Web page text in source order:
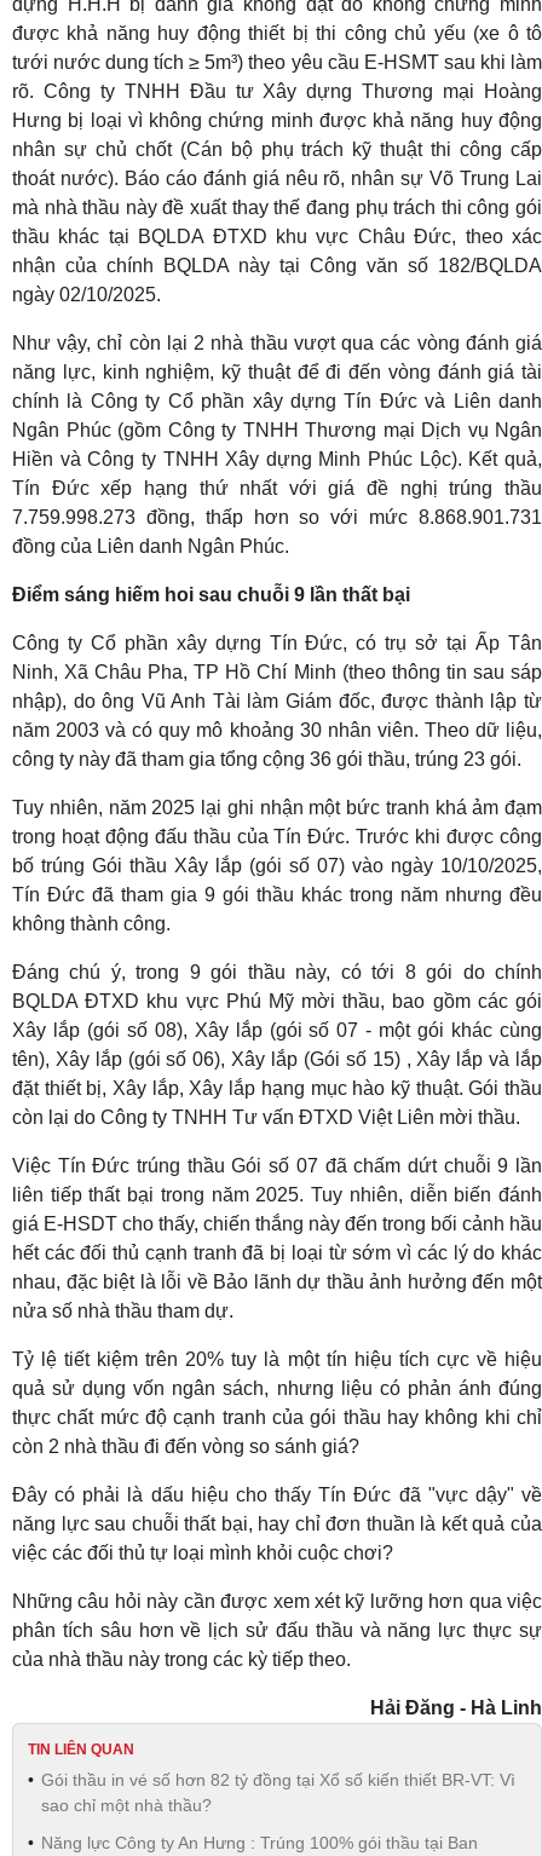
dựng H.H.H bị đánh giá không đạt do không chứng minh
được khả năng huy động thiết bị thi công chủ yếu (xe ô tô
tưới nước dung tích ≥ 5m³) theo yêu cầu E-HSMT sau khi làm
rõ. Công ty TNHH Đầu tư Xây dựng Thương mại Hoàng
Hưng bị loại vì không chứng minh được khả năng huy động
nhân sự chủ chốt (Cán bộ phụ trách kỹ thuật thi công cấp
thoát nước). Báo cáo đánh giá nêu rõ, nhân sự Võ Trung Lai
mà nhà thầu này đề xuất thay thế đang phụ trách thi công gói
thầu khác tại BQLDA ĐTXD khu vực Châu Đức, theo xác
nhận của chính BQLDA này tại Công văn số 182/BQLDA
ngày 02/10/2025.
Như vậy, chỉ còn lại 2 nhà thầu vượt qua các vòng đánh giá
năng lực, kinh nghiệm, kỹ thuật để đi đến vòng đánh giá tài
chính là Công ty Cổ phần xây dựng Tín Đức và Liên danh
Ngân Phúc (gồm Công ty TNHH Thương mại Dịch vụ Ngân
Hiền và Công ty TNHH Xây dựng Minh Phúc Lộc). Kết quả,
Tín Đức xếp hạng thứ nhất với giá đề nghị trúng thầu
7.759.998.273 đồng, thấp hơn so với mức 8.868.901.731
đồng của Liên danh Ngân Phúc.
Điểm sáng hiếm hoi sau chuỗi 9 lần thất bại
Công ty Cổ phần xây dựng Tín Đức, có trụ sở tại Ấp Tân
Ninh, Xã Châu Pha, TP Hồ Chí Minh (theo thông tin sau sáp
nhập), do ông Vũ Anh Tài làm Giám đốc, được thành lập từ
năm 2003 và có quy mô khoảng 30 nhân viên. Theo dữ liệu,
công ty này đã tham gia tổng cộng 36 gói thầu, trúng 23 gói.
Tuy nhiên, năm 2025 lại ghi nhận một bức tranh khá ảm đạm
trong hoạt động đấu thầu của Tín Đức. Trước khi được công
bố trúng Gói thầu Xây lắp (gói số 07) vào ngày 10/10/2025,
Tín Đức đã tham gia 9 gói thầu khác trong năm nhưng đều
không thành công.
Đáng chú ý, trong 9 gói thầu này, có tới 8 gói do chính
BQLDA ĐTXD khu vực Phú Mỹ mời thầu, bao gồm các gói
Xây lắp (gói số 08), Xây lắp (gói số 07 - một gói khác cùng
tên), Xây lắp (gói số 06), Xây lắp (Gói số 15) , Xây lắp và lắp
đặt thiết bị, Xây lắp, Xây lắp hạng mục hào kỹ thuật. Gói thầu
còn lại do Công ty TNHH Tư vấn ĐTXD Việt Liên mời thầu.
Việc Tín Đức trúng thầu Gói số 07 đã chấm dứt chuỗi 9 lần
liên tiếp thất bại trong năm 2025. Tuy nhiên, diễn biến đánh
giá E-HSDT cho thấy, chiến thắng này đến trong bối cảnh hầu
hết các đối thủ cạnh tranh đã bị loại từ sớm vì các lý do khác
nhau, đặc biệt là lỗi về Bảo lãnh dự thầu ảnh hưởng đến một
nửa số nhà thầu tham dự.
Tỷ lệ tiết kiệm trên 20% tuy là một tín hiệu tích cực về hiệu
quả sử dụng vốn ngân sách, nhưng liệu có phản ánh đúng
thực chất mức độ cạnh tranh của gói thầu hay không khi chỉ
còn 2 nhà thầu đi đến vòng so sánh giá?
Đây có phải là dấu hiệu cho thấy Tín Đức đã "vực dậy" về
năng lực sau chuỗi thất bại, hay chỉ đơn thuần là kết quả của
việc các đối thủ tự loại mình khỏi cuộc chơi?
Những câu hỏi này cần được xem xét kỹ lưỡng hơn qua việc
phân tích sâu hơn về lịch sử đấu thầu và năng lực thực sự
của nhà thầu này trong các kỳ tiếp theo.
Hải Đăng - Hà Linh
TIN LIÊN QUAN
Gói thầu in vé số hơn 82 tỷ đồng tại Xổ số kiến thiết BR-VT: Vì
sao chỉ một nhà thầu?
Năng lực Công ty An Hưng : Trúng 100% gói thầu tại Ban